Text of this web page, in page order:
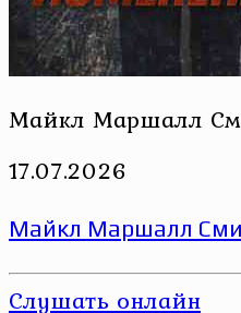
Майкл Маршалл
17.07.2026
Майкл Маршалл
Слушать онлайн